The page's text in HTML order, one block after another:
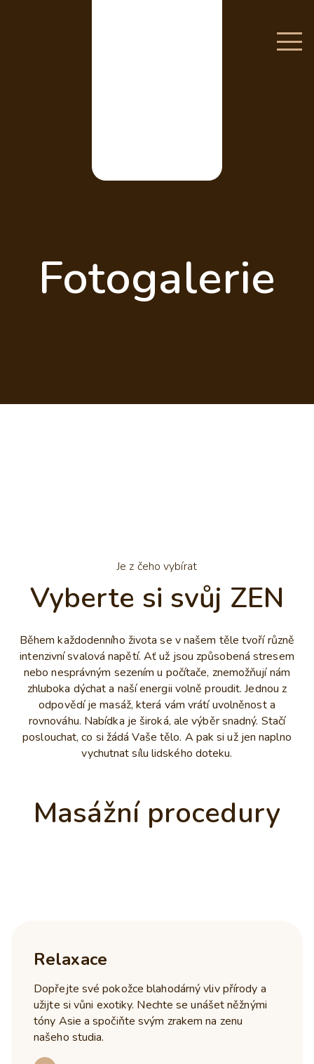
Fotogalerie
Je z čeho vybírat
Vyberte si svůj ZEN
Během každodenního života se v našem těle tvoří různě
intenzivní svalová napětí. Ať už jsou způsobená stresem
nebo nesprávným sezením u počítače, znemožňují nám
zhluboka dýchat a naší energii volně proudit. Jednou z
odpovědí je masáž, která vám vrátí uvolněnost a
rovnováhu. Nabídka je široká, ale výběr snadný. Stačí
poslouchat, co si žádá Vaše tělo. A pak si už jen naplno
vychutnat sílu lidského doteku.
Masážní procedury
Relaxace
Dopřejte své pokožce blahodárný vliv přírody a
užijte si vůni exotiky. Nechte se unášet něžnými
tóny Asie a spočiňte svým zrakem na zenu
našeho studia.